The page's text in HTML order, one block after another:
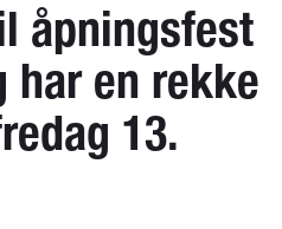
åpningsfest
har en rekke
13.